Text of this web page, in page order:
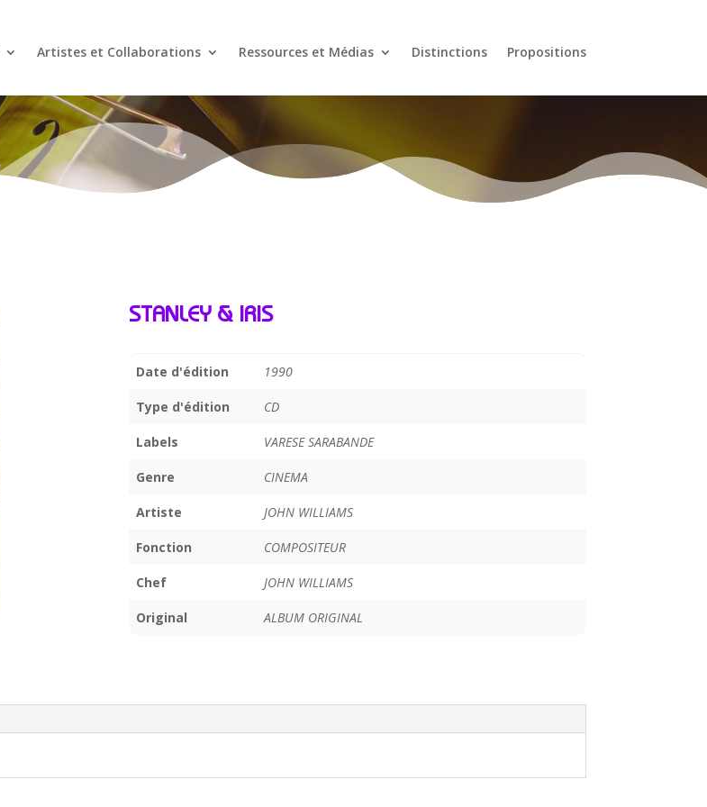
Artistes et Collaborations Ressources et Médias Distinctions Propositions
STANLEY & IRIS
Date d'édition 1990
Type d'édition CD
Labels VARESE SARABANDE
Genre CINEMA
Artiste JOHN WILLIAMS
Fonction COMPOSITEUR
Chef JOHN WILLIAMS
Original ALBUM ORIGINAL